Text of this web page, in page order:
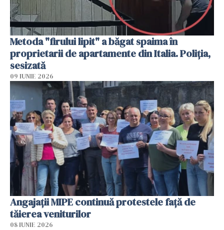
Metoda "firului lipit" a băgat spaima în
proprietarii de apartamente din Italia. Poliția,
sesizată
09 IUNIE 2026
Angajaţii MIPE continuă protestele faţă de
tăierea veniturilor
08 IUNIE 2026